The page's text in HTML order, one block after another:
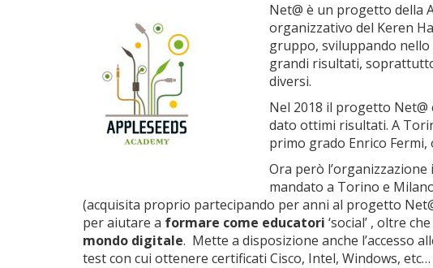
Net@ è un progetto della
organizzativo del Keren
gruppo, sviluppando
grandi risultati,
diversi.
Nel 2018 il progetto
dato ottimi risultati. A
primo grado Enrico Fermi,
Ora però
mandato a Torino e
(acquisita proprio partecipando per anni al progetto
per aiutare a formare come educatori ‘social’ , oltre
mondo digitale. Mette a disposizione anche l’accesso
test con cui ottenere certificati Cisco, Intel, Windows, etc…